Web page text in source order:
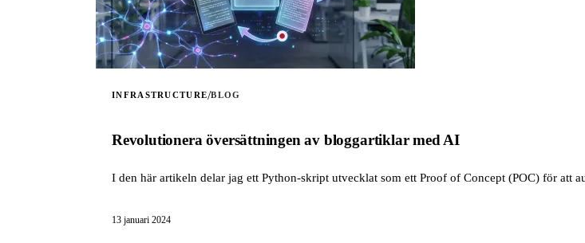
INFRASTRUCTURE/BLOG
Revolutionera översättningen av bloggartiklar med AI
I den här artikeln delar jag ett Python-skript utvecklat som ett Proof of Concept (POC) för att
13 januari 2024